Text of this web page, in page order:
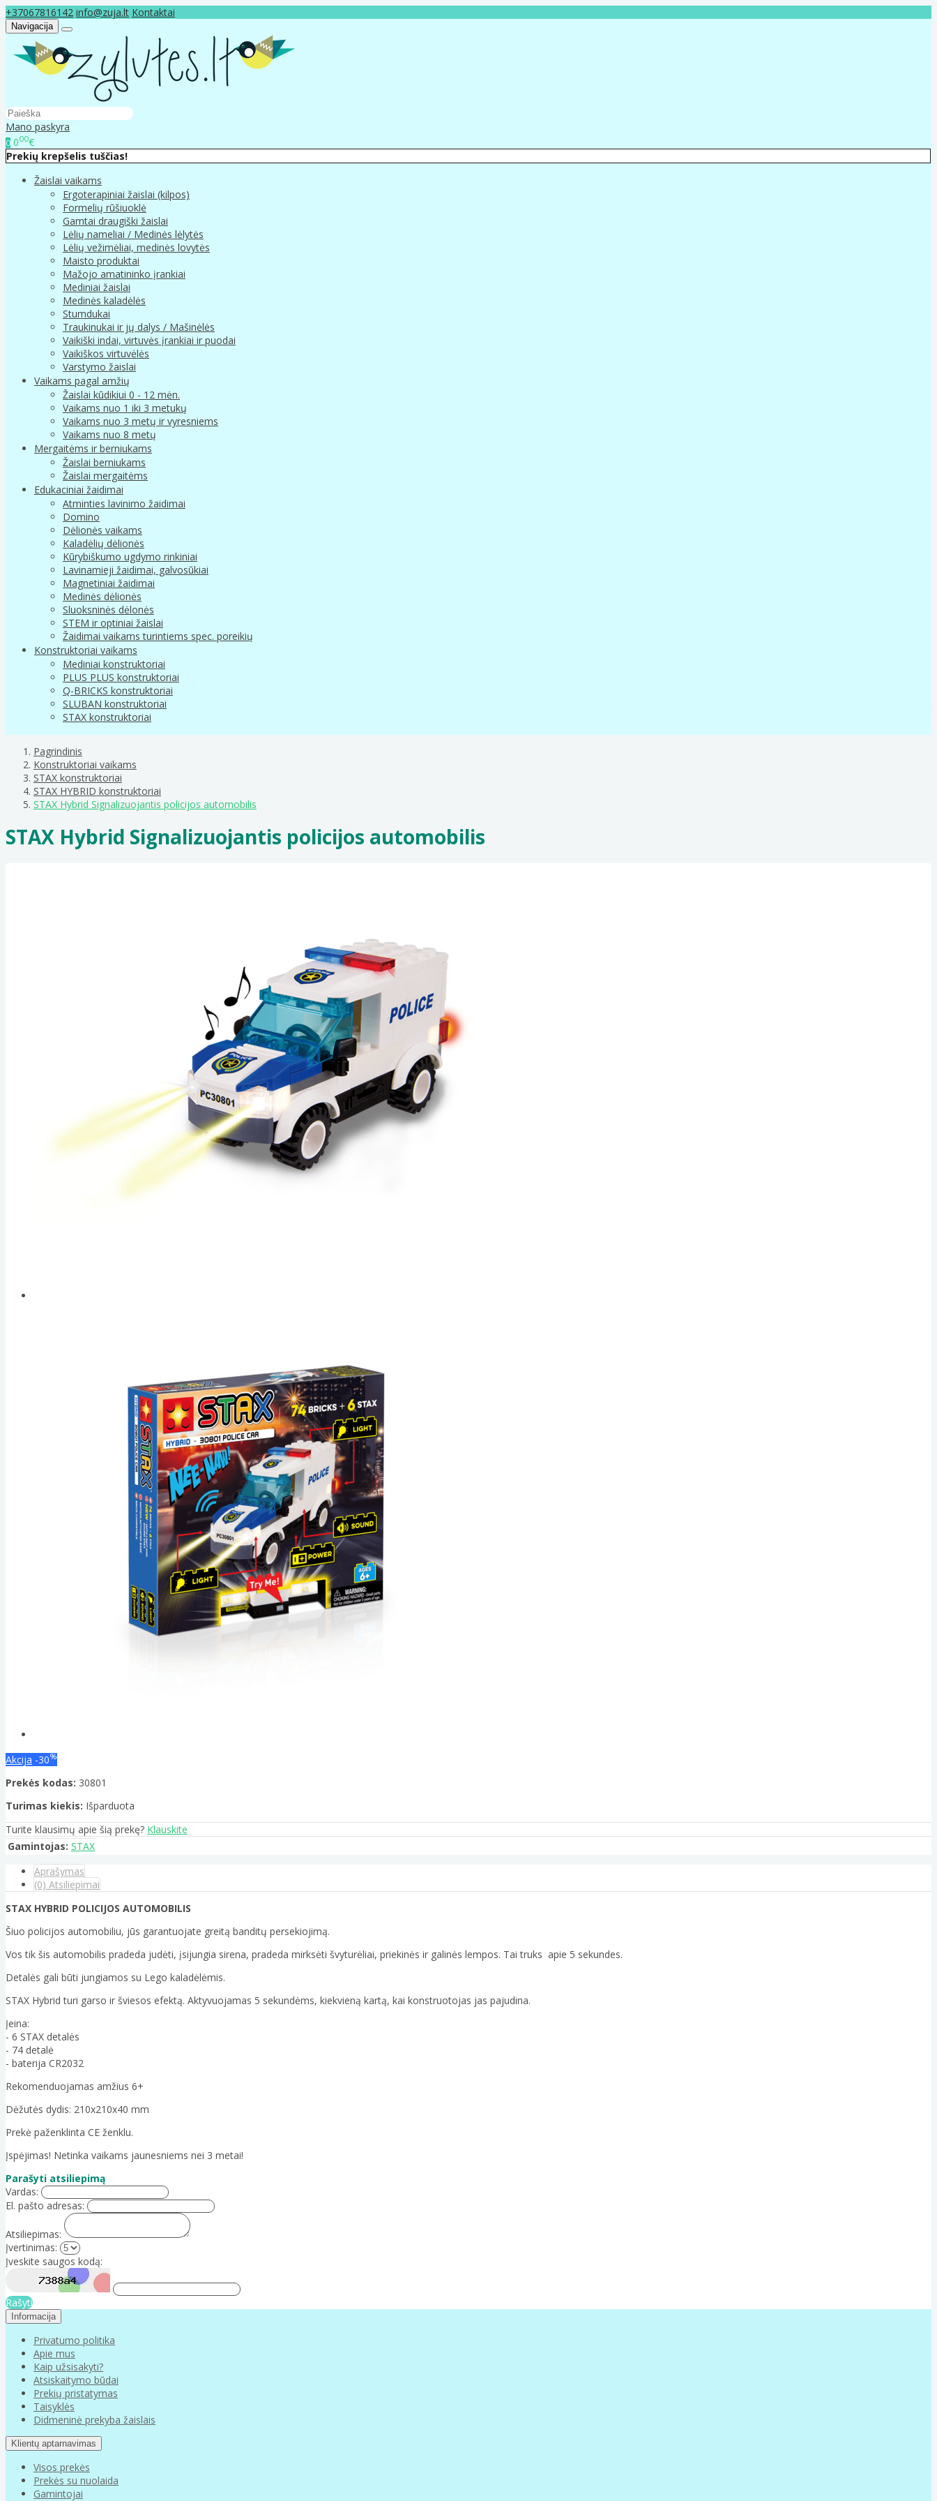
+37067816142 info@zuja.lt Kontaktai
Navigacija
Mano paskyra
0 000€
Prekių krepšelis tuščias!
Žaislai vaikams
Ergoterapiniai žaislai (kilpos)
Formelių rūšiuoklė
Gamtai draugiški žaislai
Lėlių nameliai / Medinės lėlytės
Lėlių vežimėliai, medinės lovytės
Maisto produktai
Mažojo amatininko įrankiai
Mediniai žaislai
Medinės kaladėlės
Stumdukai
Traukinukai ir jų dalys / Mašinėlės
Vaikiški indai, virtuvės įrankiai ir puodai
Vaikiškos virtuvėlės
Varstymo žaislai
Vaikams pagal amžių
Žaislai kūdikiui 0 - 12 mėn.
Vaikams nuo 1 iki 3 metukų
Vaikams nuo 3 metų ir vyresniems
Vaikams nuo 8 metų
Mergaitėms ir berniukams
Žaislai berniukams
Žaislai mergaitėms
Edukaciniai žaidimai
Atminties lavinimo žaidimai
Domino
Dėlionės vaikams
Kaladėlių dėlionės
Kūrybiškumo ugdymo rinkiniai
Lavinamieji žaidimai, galvosūkiai
Magnetiniai žaidimai
Medinės dėlionės
Sluoksninės dėlonės
STEM ir optiniai žaislai
Žaidimai vaikams turintiems spec. poreikių
Konstruktoriai vaikams
Mediniai konstruktoriai
PLUS PLUS konstruktoriai
Q-BRICKS konstruktoriai
SLUBAN konstruktoriai
STAX konstruktoriai
Pagrindinis
Konstruktoriai vaikams
STAX konstruktoriai
STAX HYBRID konstruktoriai
STAX Hybrid Signalizuojantis policijos automobilis
STAX Hybrid Signalizuojantis policijos automobilis
Akcija -30%
Prekės kodas: 30801
Turimas kiekis: Išparduota
Turite klausimų apie šią prekę? Klauskite
Gamintojas: STAX
Aprašymas
(0) Atsiliepimai
STAX HYBRID POLICIJOS AUTOMOBILIS
Šiuo policijos automobiliu, jūs garantuojate greitą banditų persekiojimą.
Vos tik šis automobilis pradeda judėti, įsijungia sirena, pradeda mirksėti švyturėliai, priekinės ir galinės lempos. Tai truks apie 5 sekundes.
Detalės gali būti jungiamos su Lego kaladėlėmis.
STAX Hybrid turi garso ir šviesos efektą. Aktyvuojamas 5 sekundėms, kiekvieną kartą, kai konstruotojas jas pajudina.
Įeina:
- 6 STAX detalės
- 74 detalė
- baterija CR2032
Rekomenduojamas amžius 6+
Dėžutės dydis: 210x210x40 mm
Prekė paženklinta CE ženklu.
Įspėjimas! Netinka vaikams jaunesniems nei 3 metai!
Parašyti atsiliepimą
Vardas:
El. pašto adresas:
Atsiliepimas:
Įvertinimas:
Įveskite saugos kodą:
Rašyti
Informacija
Privatumo politika
Apie mus
Kaip užsisakyti?
Atsiskaitymo būdai
Prekių pristatymas
Taisyklės
Didmeninė prekyba žaislais
Klientų aptarnavimas
Visos prekės
Prekės su nuolaida
Gamintojai